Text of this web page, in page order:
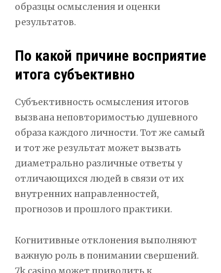
образцы осмысления и оценки
результатов.
По какой причине восприятие
итога субъективно
Субъективность осмысления итогов
вызвана неповторимостью душевного
образа каждого личности. Тот же самый
и тот же результат может вызвать
диаметрально различные ответы у
отличающихся людей в связи от их
внутренних направленностей,
прогнозов и прошлого практики.
Когнитивные отклонения выполняют
важную роль в понимании свершений.
7k casino может приводить к